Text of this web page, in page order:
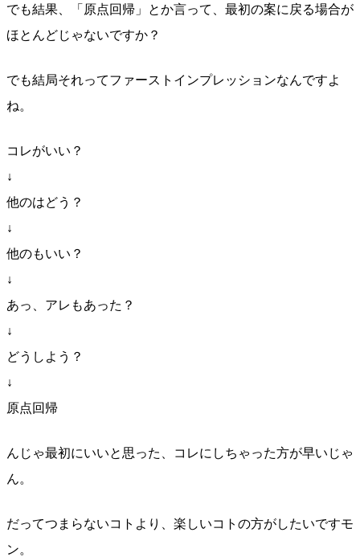
でも結果、「原点回帰」とか言って、最初の案に戻る場合が
ほとんどじゃないですか？
でも結局それってファーストインプレッションなんですよ
ね。
コレがいい？
↓
他のはどう？
↓
他のもいい？
↓
あっ、アレもあった？
↓
どうしよう？
↓
原点回帰
んじゃ最初にいいと思った、コレにしちゃった方が早いじゃ
ん。
だってつまらないコトより、楽しいコトの方がしたいですモ
ン。